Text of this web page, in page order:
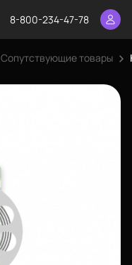
8-800-234-47-78
Сопутствующие товары